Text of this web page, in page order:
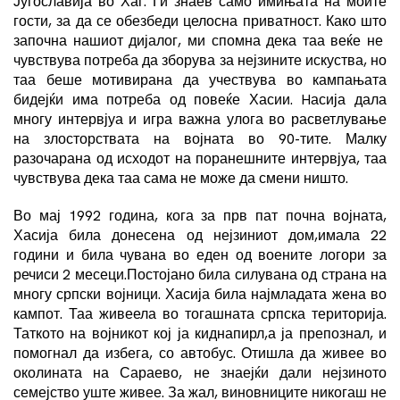
гости, за да се обезбеди целосна приватност. Како што
започна нашиот дијалог, ми спомна дека таа веќе не
чувствува потреба да зборува за нејзините искуства, но
таа беше мотивирана да учествува во кампањата
бидејќи има потреба од повеќе Хасии. Hасија дала
многу интервјуа и игра важна улога во расветлување
на злосторствата на војната во 90-тите. Малку
разочарана од исходот на поранешните интервјуа, таа
чувствува дека таа сама не може да смени ништо.
Во мај 1992 година, кога за прв пат почна војната,
Хасија била донесена од нејзиниот дом,имала 22
години и била чувана во еден од воените логори за
речиси 2 месеци.Постојано била силувана од страна на
многу српски војници. Хасија била најмладата жена во
кампот. Таа живеела во тогашната српска територија.
Таткото на војникот кој ја киднапирл,а ја препознал, и
помогнал да избега, со автобус. Отишла да живее во
околината на Сараево, не знаејќи дали нејзиното
семејство уште живее. За жал, виновниците никогаш не